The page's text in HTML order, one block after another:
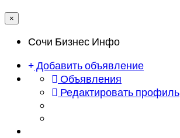
×
Сочи Бизнес Инфо
Добавить объявление
Объявления
Редактировать профиль